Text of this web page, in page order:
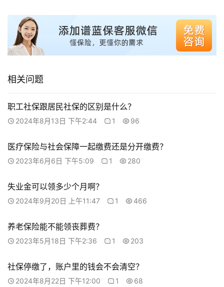
相关问题
职工社保跟居民社保的区别是什么？
2024年8月13日 下午2:44 1 96
医疗保险与社会保障一起缴费还是分开缴费？
2023年6月6日 下午5:09 1 280
失业金可以领多少个月啊？
2024年9月20日 上午11:47 1 466
养老保险能不能领丧葬费？
2023年5月18日 下午2:36 1 203
社保停缴了，账户里的钱会不会清空？
2024年8月22日 下午12:00 1 68